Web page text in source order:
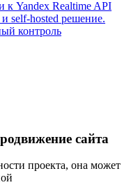
Yandex Realtime API
self-hosted решение.
контроль
сайта
проекта, она может